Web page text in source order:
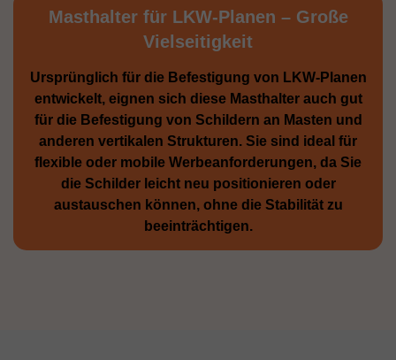
Masthalter für LKW-Planen – Große
Vielseitigkeit
Ursprünglich für die Be­festigung von LKW-Planen
entwickelt, eignen sich diese Masthalter auch gut
für die Befestigung von Schildern an Masten und
anderen vertikalen Strukturen. Sie sind ideal für
flexible oder mobile Werbean­forderungen, da Sie
die Schilder leicht neu positio­nieren oder
austauschen können, ohne die Stabilität zu
beeinträchtigen.